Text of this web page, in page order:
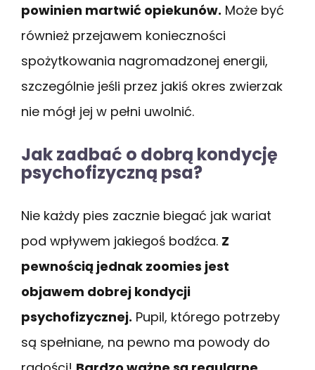
powinien martwić opiekunów. Może być
również przejawem konieczności
spożytkowania nagromadzonej energii,
szczególnie jeśli przez jakiś okres zwierzak
nie mógł jej w pełni uwolnić.
Jak zadbać o dobrą kondycję
psychofizyczną psa?
Nie każdy pies zacznie biegać jak wariat
pod wpływem jakiegoś bodźca. Z
pewnością jednak zoomies jest
objawem dobrej kondycji
psychofizycznej. Pupil, którego potrzeby
są spełniane, na pewno ma powody do